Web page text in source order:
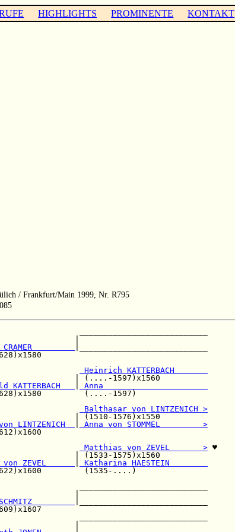
HIGHLIGHTS PROMINENTE KONTAKT
/ Frankfurt/Main 1999, Nr. R795
___________________________
CRAMER
| (1555-1628)x1580
|
Heinrich KATTERBACH
| (....-1597)x1560
KATTERBACH
Anna
1628)x1580         (....-1597)
|
Balthasar von LINTZENICH >
| (1510-1576)x1550
LINTZENICH
Anna von STOMMEL         >
| (1560-1612)x1600
|
Matthias von ZEVEL       > ♥
| (1533-1575)x1560
von ZEVEL
Katharina HAESTEIN
(1535-....)
SCHMITZ
| (....-1609)x1607
|                        |